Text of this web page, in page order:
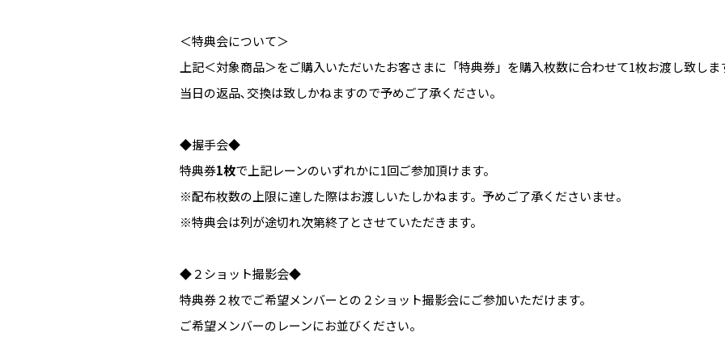
＜特典会について＞
上記＜対象商品＞をご購入いただいたお客さまに「特典券」を購入枚数に合わせて1枚お渡し致しま
当日の返品､交換は致しかねますので予めご了承ください。
◆握手会◆
特典券1枚で上記レーンのいずれかに1回ご参加頂けます。
※配布枚数の上限に達した際はお渡しいたしかねます。予めご了承くださいませ。
※特典会は列が途切れ次第終了とさせていただきます。
◆２ショット撮影会◆
特典券２枚でご希望メンバーとの２ショット撮影会にご参加いただけます。
ご希望メンバーのレーンにお並びください。